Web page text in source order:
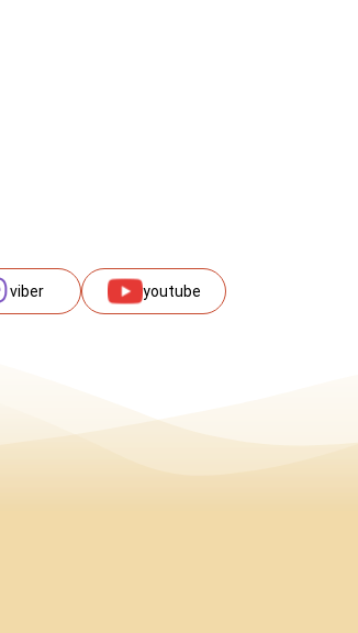
viber youtube